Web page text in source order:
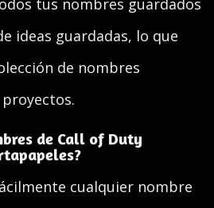
tus nombres guardados
ideas guardadas, lo que
de nombres
de Call of Duty
cualquier nombre